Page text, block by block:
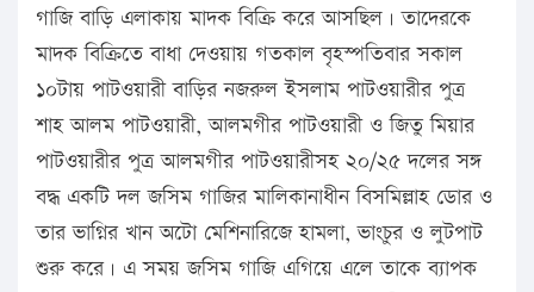
গাজি বাড়ি এলাকায় মাদক বিক্রি করে আসছিল। তাদেরকে
মাদক বিক্রিতে বাধা দেওয়ায় গতকাল বৃহস্পতিবার সকাল
১০টায় পাটওয়ারী বাড়ির নজরুল ইসলাম পাটওয়ারীর পুত্র
শাহ আলম পাটওয়ারী, আলমগীর পাটওয়ারী ও জিতু মিয়ার
পাটওয়ারীর পুত্র আলমগীর পাটওয়ারীসহ ২০/২৫ দলের সঙ্গ
বদ্ধ একটি দল জসিম গাজির মালিকানাধীন বিসমিল্লাহ ডোর ও
তার ভাগ্নির খান অটো মেশিনারিজে হামলা, ভাংচুর ও লুটপাট
শুরু করে। এ সময় জসিম গাজি এগিয়ে এলে তাকে ব্যাপক